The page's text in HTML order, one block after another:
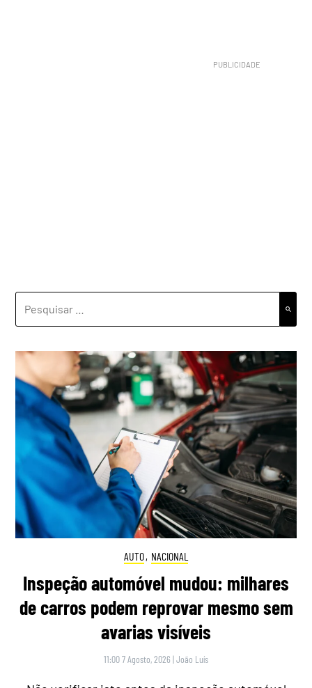
POR:
AUTO, NACIONAL
Inspeção automóvel mudou: milhares
de carros podem reprovar mesmo sem
avarias visíveis
11:00 7 Agosto, 2026 |João Luís